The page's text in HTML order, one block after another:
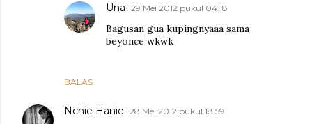
BALAS
Una 29 Mei 2012 pukul 04.18
Bagusan gua kupingnyaaa sama
beyonce wkwk
Nchie Hanie 28 Mei 2012 pukul 18.59